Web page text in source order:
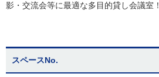
影・交流会等に最適な多目的貸し会議室！
スペースNo.